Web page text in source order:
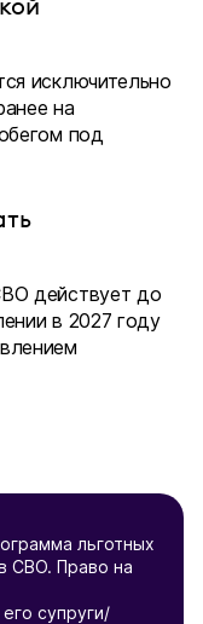
исключительно
на
под
действует до
в 2027 году
льготных
СВО. Право на
супруги/